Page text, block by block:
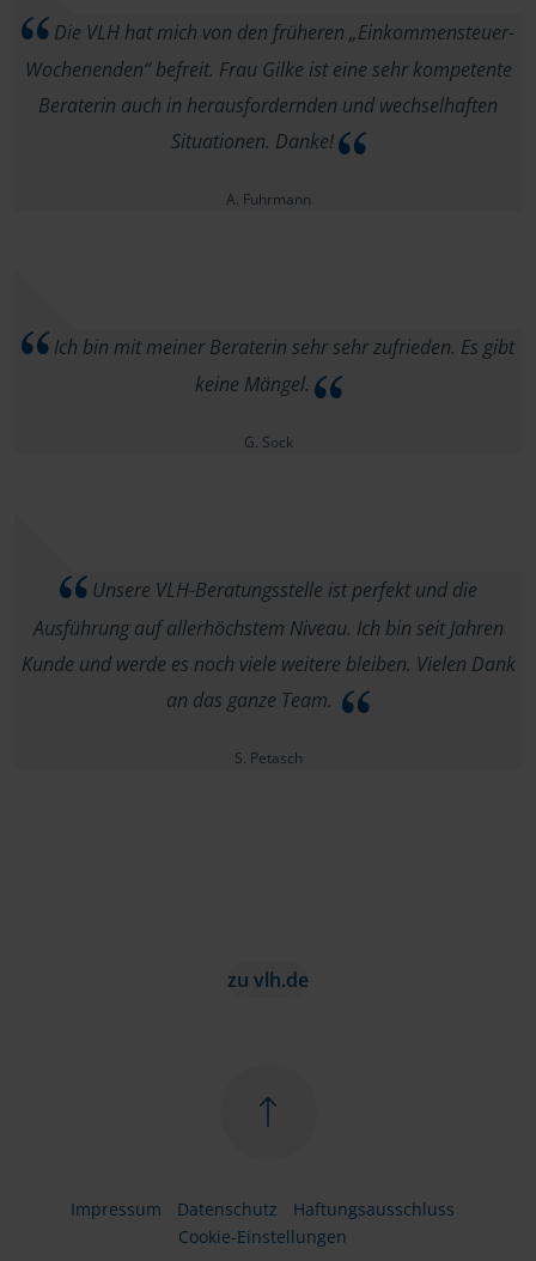
Die VLH hat mich von den früheren „Einkommensteuer-
Wochenenden“ befreit. Frau Gilke ist eine sehr kompetente
Beraterin auch in herausfordernden und wechselhaften
Situationen. Danke!
A. Fuhrmann
Ich bin mit meiner Beraterin sehr sehr zufrieden. Es gibt
keine Mängel.
G. Sock
Unsere VLH-Beratungsstelle ist perfekt und die
Ausführung auf allerhöchstem Niveau. Ich bin seit Jahren
Kunde und werde es noch viele weitere bleiben. Vielen Dank
an das ganze Team.
S. Petasch
zu vlh.de
Impressum Datenschutz
Haftungsausschluss
Cookie-Einstellungen